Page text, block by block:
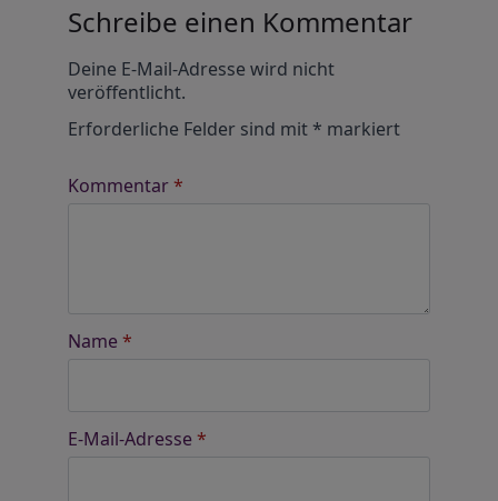
Schreibe einen Kommentar
Deine E-Mail-Adresse wird nicht
veröffentlicht.
Erforderliche Felder sind mit* markiert
Kommentar*
Name *
E-Mail-Adresse *